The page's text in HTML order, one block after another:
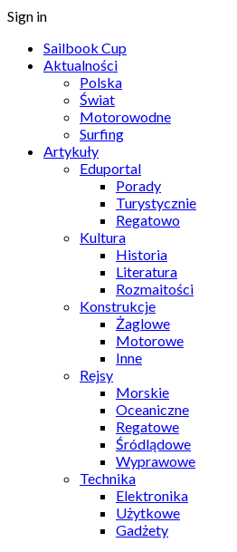
Sign in
Sailbook Cup
Aktualności
Polska
Świat
Motorowodne
Surfing
Artykuły
Eduportal
Porady
Turystycznie
Regatowo
Kultura
Historia
Literatura
Rozmaitości
Konstrukcje
Żaglowe
Motorowe
Inne
Rejsy
Morskie
Oceaniczne
Regatowe
Śródlądowe
Wyprawowe
Technika
Elektronika
Użytkowe
Gadżety